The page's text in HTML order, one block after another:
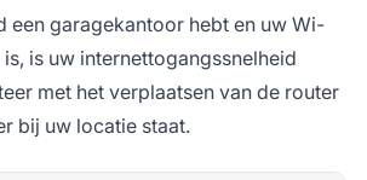
een garagekantoor hebt en uw Wi-
is uw internettogangssnelheid
met het verplaatsen van de router
bij uw locatie staat.